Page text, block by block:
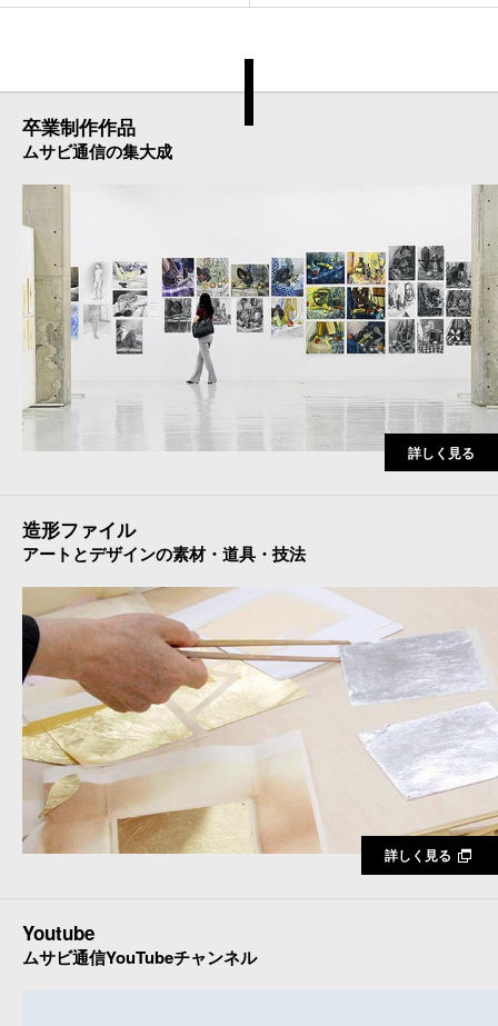
卒業制作作品
ムサビ通信の集大成
詳しく見る
造形ファイル
アートとデザインの素材・道具・技法
詳しく見る
Youtube
ムサビ通信YouTubeチャンネル